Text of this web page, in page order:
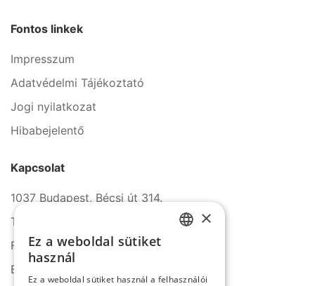
Fontos linkek
Impresszum
Adatvédelmi Tájékoztató
Jogi nyilatkozat
Hibabejelentő
Kapcsolat
1037 Budapest, Bécsi út 314.
Tel.: +36 1 272 2140
Fax: +36 1 272 2150
E-mail: info@serco.hu
×
Ez a weboldal sütiket
használ
Ez a weboldal sütiket használ a felhasználói